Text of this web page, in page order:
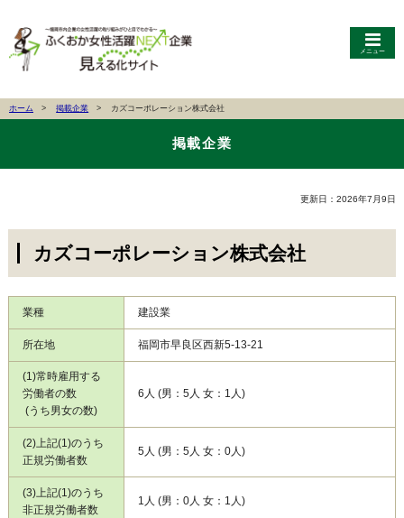
メニュー
ホーム 掲載企業 カズコーポレーション株式会社
掲載企業
更新日：2026年7月9日
カズコーポレーション株式会社
業種 建設業
所在地 福岡市早良区西新5-13-21
(1)常時雇用する
労働者の数
(うち男女の数)
6人 (男：5人 女：1人)
(2)上記(1)のうち
正規労働者数
5人 (男：5人 女：0人)
(3)上記(1)のうち
非正規労働者数
1人 (男：0人 女：1人)